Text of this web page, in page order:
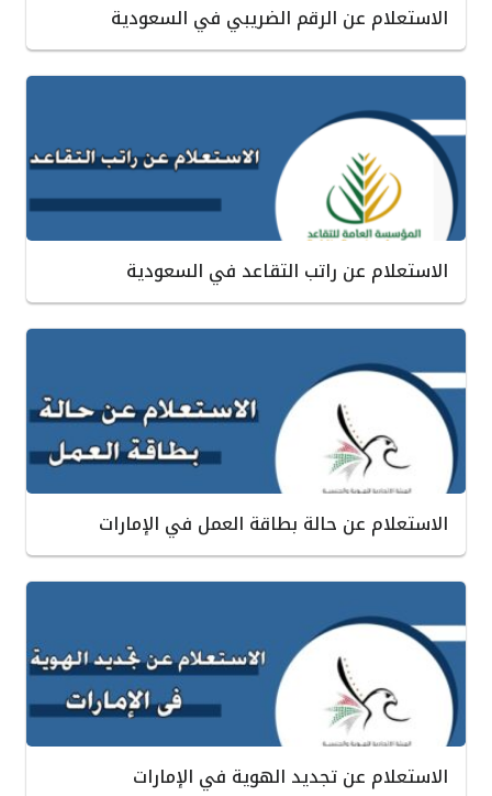
الاستعلام عن الرقم الضريبي في السعودية
الاستعلام عن راتب التقاعد في السعودية
الاستعلام عن حالة بطاقة العمل في الإمارات
الاستعلام عن تجديد الهوية في الإمارات